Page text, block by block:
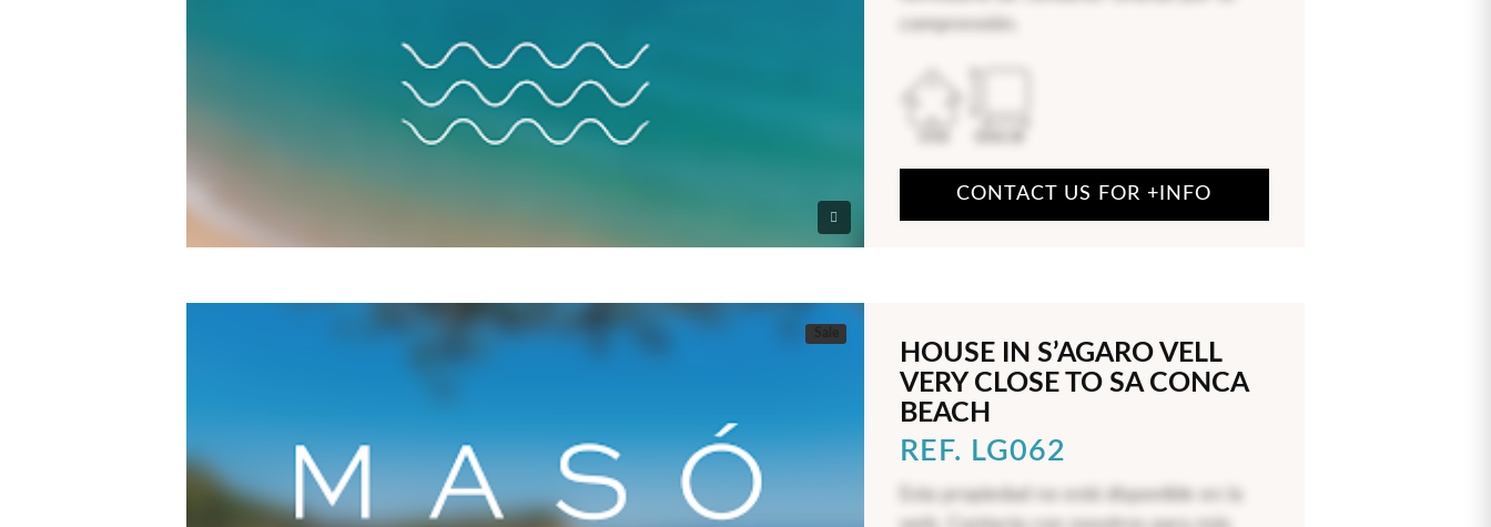
comprensión.
CONTACT US FOR +INFO
HOUSE IN S’AGARO VELL
VERY CLOSE TO SA CONCA
BEACH
REF. LG062
Esta propiedad no está disponible en la